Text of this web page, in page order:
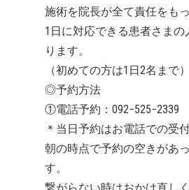
施術を院長が全て責任をも
1日に対応できる患者さまの
ります。
（初めての方は1日2名まで）
◎予約方法
①電話予約：092−525−2339
＊当日予約はお電話での受
朝の時点で予約の空きがあ
す。